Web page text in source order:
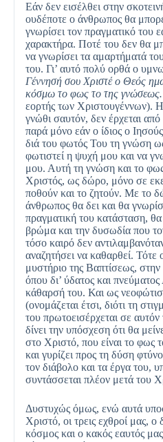
Εάν δεν εισέλθει στην
ουδέποτε ο άνθρωπος θα
γνωρίσει τον πραγματικό του
χαρακτήρα. Ποτέ του δεν θα
να γνωρίσει τα αμαρτήματά
του. Γι’ αυτό πολύ ορθά ο
Γέννησή σου Χριστέ ο Θεός
κόσμω το φως το της
εορτής των Χριστουγέννων).
γνώθι σαυτόν, δεν έρχεται
παρά μόνο εάν ο ίδιος ο
διά του φωτός Του τη γνώση
φωτιστεί η ψυχή μου και να
μου. Αυτή τη γνώση και το
Χριστός, ως δώρο, μόνο σε
ποθούν και το ζητούν. Με το
άνθρωπος θα δει και θα
πραγματική του κατάσταση, θα
βρώμα και την δυσωδία που
τόσο καιρό δεν
αναζητήσει να καθαρθεί. Τότε
μυστήριο της Βαπτίσεως,
όπου δι’ ύδατος και
κάθαρσή του. Και ως
(ονομάζεται έτσι, διότι τη
του πρωτοεισέρχεται σε
δίνει την υπόσχεση ότι θα
στο Χριστό, που είναι το φως
και γυρίζει προς τη δύση
τον διάβολο και τα έργα του,
συντάσσεται πλέον μετά του
Δυστυχώς όμως, ενώ αυτά
Χριστό, οι τρεις εχθροί μας, ο
κόσμος και ο κακός εαυτός